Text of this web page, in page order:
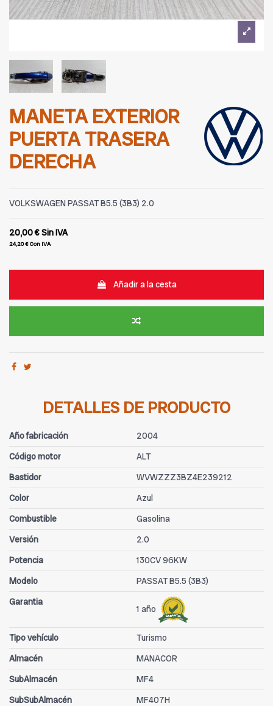
MANETA EXTERIOR
PUERTA TRASERA
DERECHA
VOLKSWAGEN PASSAT B5.5 (3B3) 2.0
20,00 €Sin IVA
24,20 €Con IVA
Añadir a la cesta
DETALLES DE PRODUCTO
Año fabricación
2004
Código motor
ALT
Bastidor
WVWZZZ3BZ4E239212
Color
Azul
Combustible
Gasolina
Versión
2.0
Potencia
130CV 96KW
Modelo
PASSAT B5.5 (3B3)
Garantia
1 año
Tipo vehículo
Turismo
Almacén
MANACOR
SubAlmacén
MF4
SubSubAlmacén
MF407H